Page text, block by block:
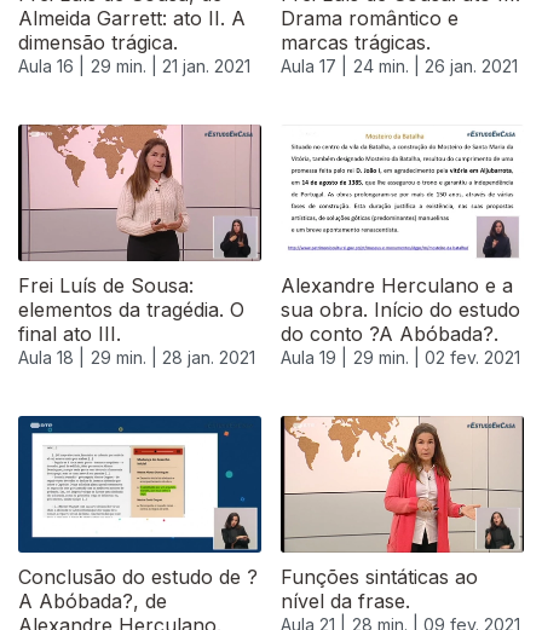
Almeida Garrett: ato II. A
dimensão trágica.
Aula 16 | 29 min. | 21 jan. 2021
Drama romântico e
marcas trágicas.
Aula 17 | 24 min. | 26 jan. 2021
Frei Luís de Sousa:
elementos da tragédia. O
final ato III.
Aula 18 | 29 min. | 28 jan. 2021
Alexandre Herculano e a
sua obra. Início do estudo
do conto ?A Abóbada?.
Aula 19 | 29 min. | 02 fev. 2021
Conclusão do estudo de ?
A Abóbada?, de
Funções sintáticas ao
nível da frase.
Aula 21 | 28 min. | 09 fev. 2021